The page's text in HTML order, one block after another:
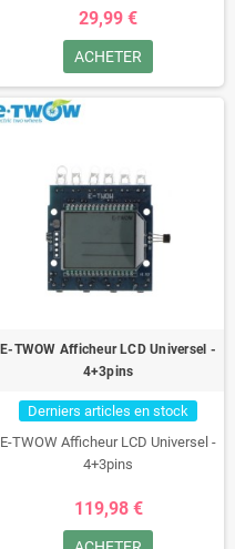
29,99 €
ACHETER
E-TWOW Afficheur LCD Universel -
4+3pins
Derniers articles en stock
E-TWOW Afficheur LCD Universel -
4+3pins
119,98 €